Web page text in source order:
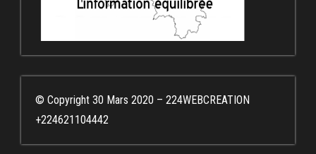
© Copyright 30 Mars 2020 – 224WEBCREATION
+224621104442